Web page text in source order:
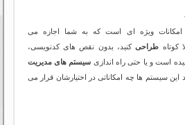
ویژه ای است که به شما اجازه می
کوتاه طراحیکنید، بدون نقص های کدنویسی،
است و یا حتی راه اندازی سیستم های مدیریت
این سیستم ها چه امکاناتی در اختیارشان قرار می